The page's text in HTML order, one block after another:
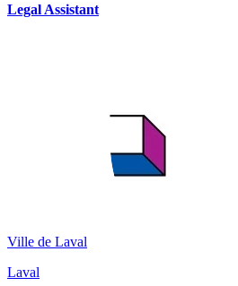
Legal Assistant
Ville de Laval
Laval